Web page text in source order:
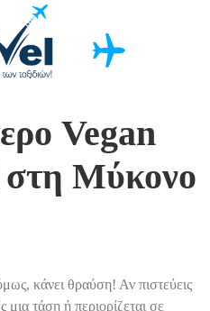
Vegan
στη Μύκονο
κάνει θραύση! Αν πιστεύεις
τάση ή περιορίζεται σε